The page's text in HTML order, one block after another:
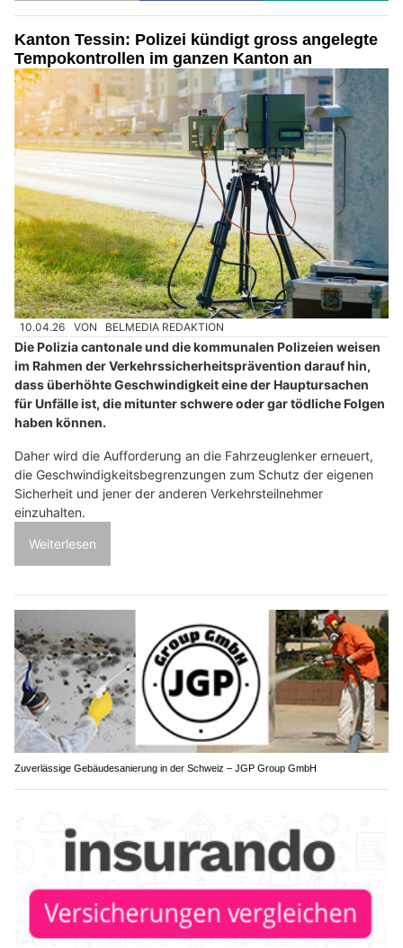
Kanton Tessin: Polizei kündigt gross angelegte
Tempokontrollen im ganzen Kanton an
10.04.26 VON BELMEDIA REDAKTION
Die Polizia cantonale und die kommunalen Polizeien weisen
im Rahmen der Verkehrssicherheitsprävention darauf hin,
dass überhöhte Geschwindigkeit eine der Hauptursachen
für Unfälle ist, die mitunter schwere oder gar tödliche Folgen
haben können.
Daher wird die Aufforderung an die Fahrzeuglenker erneuert,
die Geschwindigkeitsbegrenzungen zum Schutz der eigenen
Sicherheit und jener der anderen Verkehrsteilnehmer
einzuhalten.
Weiterlesen
Zuverlässige Gebäudesanierung in der Schweiz – JGP Group GmbH